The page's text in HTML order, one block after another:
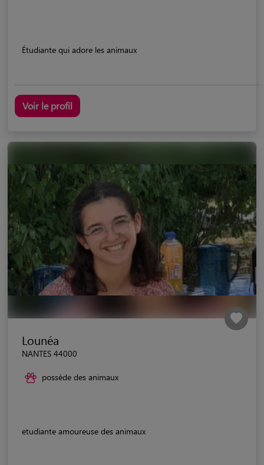
Étudiante qui adore les animaux
Voir le profil
Lounéa
NANTES 44000
possède des animaux
etudiante amoureuse des animaux